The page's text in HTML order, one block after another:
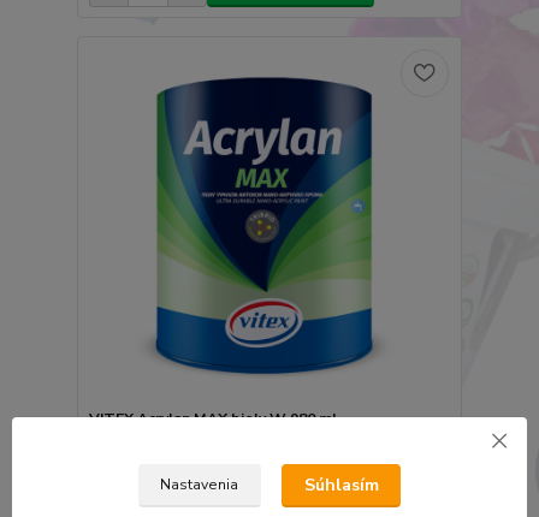
VITEX Acrylan MAX biely W 980 ml
Pridať do košíka
Nastavenia Súhlasím